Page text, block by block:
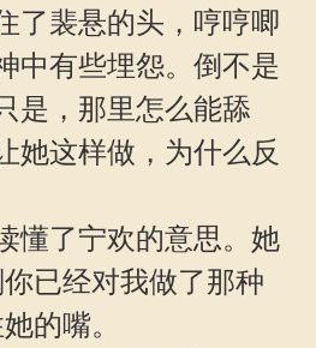
了裴悬的头，哼哼唧
中有些埋怨。倒不是
是，那里怎么能舔
她这样做，为什么反
懂了宁欢的意思。她
已经对我做了那种
的嘴。